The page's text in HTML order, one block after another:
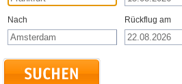
Nach Rückflug am